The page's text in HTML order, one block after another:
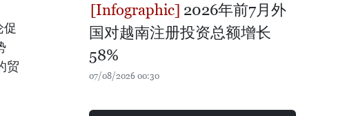
促
贸
2026年前7月外
国对越南注册投资总额增长
58%
07/08/2026 00:30